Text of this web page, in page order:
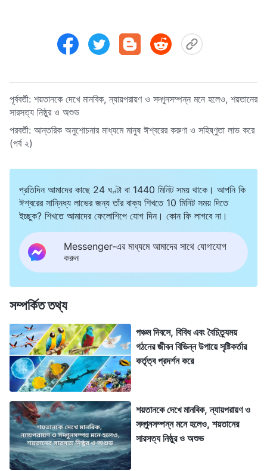
পূর্ববর্তী: শয়তানকে দেখে মানবিক, ন্যায়পরায়ণ ও সদ্গুনসম্পন্ন মনে হলেও, শয়তানের
সারসত্য নিষ্ঠুর ও অশুভ
পরবর্তী: আন্তরিক অনুশোচনার মাধ্যমে মানুষ ঈশ্বরের করুণা ও সহিষ্ণুতা লাভ করে
(পর্ব ২)
প্রতিদিন আমাদের কাছে 24 ঘণ্টা বা 1440 মিনিট সময় থাকে। আপনি কি
ঈশ্বরের সান্নিধ্য লাভের জন্য তাঁর বাক্য শিখতে 10 মিনিট সময় দিতে
ইচ্ছুক? শিখতে আমাদের ফেলোশিপে যোগ দিন। কোন ফি লাগবে না।
Messenger-এর মাধ্যমে আমাদের সাথে যোগাযোগ
করুন
সম্পর্কিত তথ্য
পঞ্চম দিবসে, বিবিধ এবং বৈচিত্র্যময়
গঠনের জীবন বিভিন্ন উপায়ে সৃষ্টিকর্তার
কর্তৃত্ব প্রদর্শন করে
শয়তানকে দেখে মানবিক, ন্যায়পরায়ণ ও
সদ্গুনসম্পন্ন মনে হলেও, শয়তানের
সারসত্য নিষ্ঠুর ও অশুভ